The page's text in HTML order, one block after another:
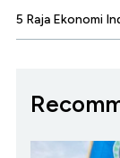
5 Raja Ekonomi